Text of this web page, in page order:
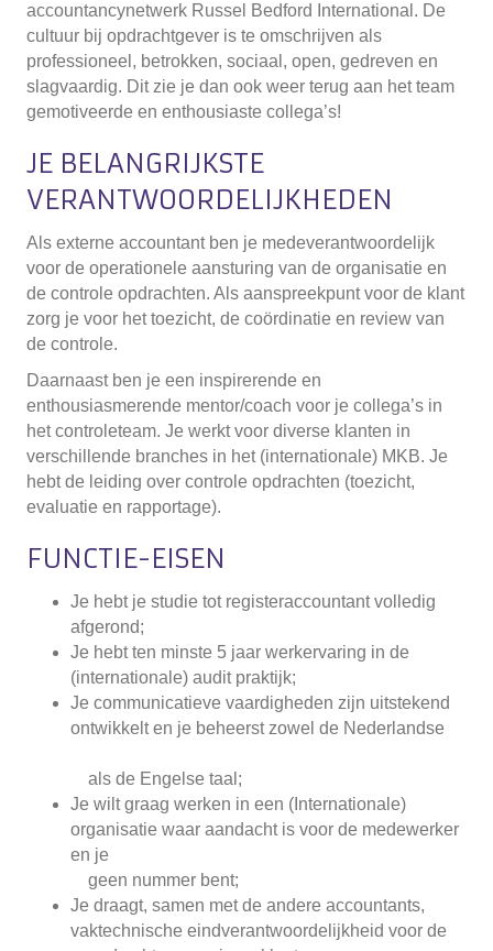
accountancynetwerk Russel Bedford International. De
cultuur bij opdrachtgever is te omschrijven als
professioneel, betrokken, sociaal, open, gedreven en
slagvaardig. Dit zie je dan ook weer terug aan het team
gemotiveerde en enthousiaste collega’s!
JE BELANGRIJKSTE
VERANTWOORDELIJKHEDEN
Als externe accountant ben je medeverantwoordelijk
voor de operationele aansturing van de organisatie en
de controle opdrachten. Als aanspreekpunt voor de klant
zorg je voor het toezicht, de coördinatie en review van
de controle.
Daarnaast ben je een inspirerende en
enthousiasmerende mentor/coach voor je collega’s in
het controleteam. Je werkt voor diverse klanten in
verschillende branches in het (internationale) MKB. Je
hebt de leiding over controle opdrachten (toezicht,
evaluatie en rapportage).
FUNCTIE-EISEN
Je hebt je studie tot registeraccountant volledig
afgerond;
Je hebt ten minste 5 jaar werkervaring in de
(internationale) audit praktijk;
Je communicatieve vaardigheden zijn uitstekend
ontwikkelt en je beheerst zowel de Nederlandse
als de Engelse taal;
Je wilt graag werken in een (Internationale)
organisatie waar aandacht is voor de medewerker
en je
geen nummer bent;
Je draagt, samen met de andere accountants,
vaktechnische eindverantwoordelijkheid voor de